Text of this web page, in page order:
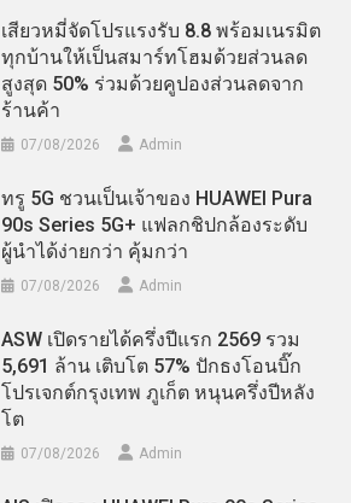
เสียวหมี่จัดโปรแรงรับ 8.8 พร้อมเนรมิต
ทุกบ้านให้เป็นสมาร์ทโฮมด้วยส่วนลด
สูงสุด 50% ร่วมด้วยคูปองส่วนลดจาก
ร้านค้า
07/08/2026 Admin
ทรู 5G ชวนเป็นเจ้าของ HUAWEI Pura
90s Series 5G+ แฟลกชิปกล้องระดับ
ผู้นำได้ง่ายกว่า คุ้มกว่า
07/08/2026 Admin
ASW เปิดรายได้ครึ่งปีแรก 2569 รวม
5,691 ล้าน เติบโต 57% ปักธงโอนบิ๊ก
โปรเจกต์กรุงเทพ ภูเก็ต หนุนครึ่งปีหลัง
โต
07/08/2026 Admin